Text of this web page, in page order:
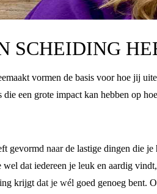
SCHEIDING
vormen de basis voor hoe jij
die een grote impact kan hebben op
gevormd naar de lastige dingen die
dat iedereen je leuk en aardig
krijgt dat je wél goed genoeg bent.